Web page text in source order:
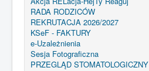
RADA RODZICÓW
REKRUTACJA 2026/2027
KSeF - FAKTURY
e-Uzależnienia
Sesja Fotograficzna
PRZEGLĄD STOMATOLOGICZNY